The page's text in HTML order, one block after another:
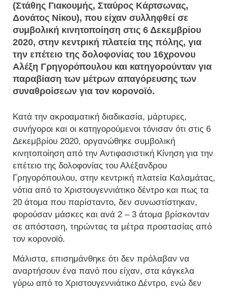
(Στάθης Γιακουμής, Σταύρος Κάρτσωνας,
Δονάτος Νίκου), που είχαν συλληφθεί σε
συμβολική κινητοποίηση στις 6 Δεκεμβρίου
2020, στην κεντρική πλατεία της πόλης, για
την επέτειο της δολοφονίας του 16χρονου
Αλέξη Γρηγορόπουλου και κατηγορούνταν για
παραβίαση των μέτρων απαγόρευσης των
συναθροίσεων για τον κορονοϊό.
Κατά την ακροαματική διαδικασία, μάρτυρες,
συνήγοροι και οι κατηγορούμενοι τόνισαν ότι στις 6
Δεκεμβρίου 2020, οργανώθηκε συμβολική
κινητοποίηση από την Αντιφασιστική Κίνηση για την
επέτειο της δολοφονίας του Αλέξανδρου
Γρηγορόπουλου, στην κεντρική πλατεία Καλαμάτας,
νότια από το Χριστουγεννιάτικο δέντρο και πως τα
20 άτομα που παρίσταντο, δεν συνωστίστηκαν,
φορούσαν μάσκες και ανά 2 – 3 άτομα βρίσκονταν
σε απόσταση, τηρώντας τα μέτρα προστασίας από
τον κορονοϊό.
Μάλιστα, επισημάνθηκε ότι δεν πρόλαβαν να
αναρτήσουν ένα πανό που είχαν, στα κάγκελα
γύρω από το Χριστουγεννιάτικο Δέντρο, ενώ δεν